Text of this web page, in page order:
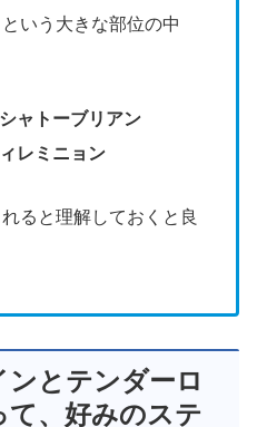
いう大きな部位の中
シャトーブリアン
レミニョン
ると理解しておくと良
ンとテンダーロ
、好みのステ